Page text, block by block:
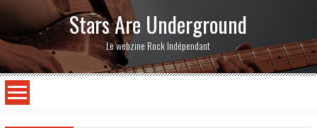
Stars Are Underground
Le webzine Rock Indépendant